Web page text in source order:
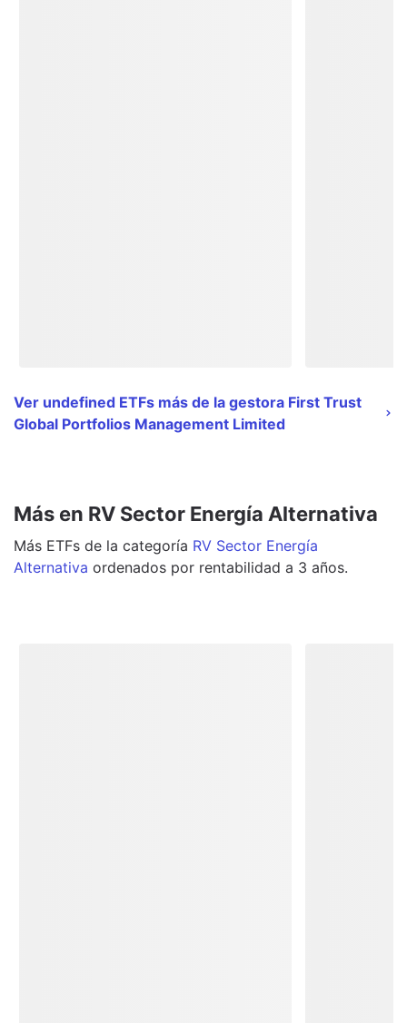
Ver undefined ETFs más de la gestora First Trust
Global Portfolios Management Limited
Más en RV Sector Energía Alternativa
Más ETFs de la categoría RV Sector Energía
Alternativa ordenados por rentabilidad a 3 años.